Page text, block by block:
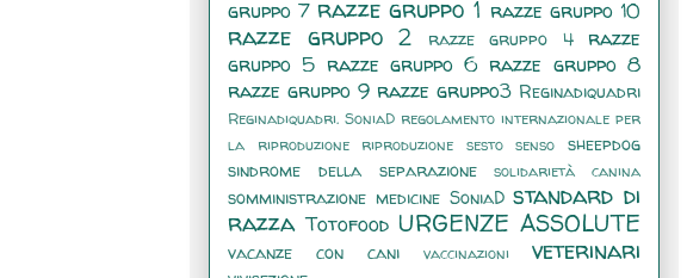
gruppo 7 razze gruppo 1 razze gruppo 10
razze gruppo 2 razze gruppo 4
razze
gruppo 5 razze gruppo 6 razze gruppo 8
razze gruppo 9 razze gruppo3 Reginadiquadri
Reginadiquadri. SoniaD regolamento internazionale per
la riproduzione
riproduzione sesto senso
sheepdog
sindrome della separazione
solidarietà canina
somministrazione medicine SoniaD standard di
razza Totofood URGENZE ASSOLUTE
vacanze con cani vaccinazioni veterinari